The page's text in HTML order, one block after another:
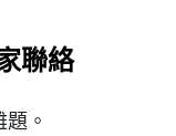
聯絡
。